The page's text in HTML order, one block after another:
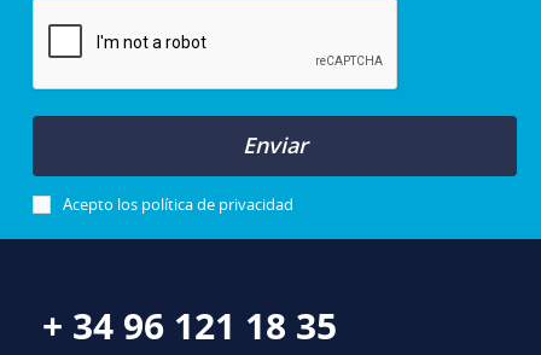
Enviar
Acepto los política de privacidad
+ 34 96 121 18 35